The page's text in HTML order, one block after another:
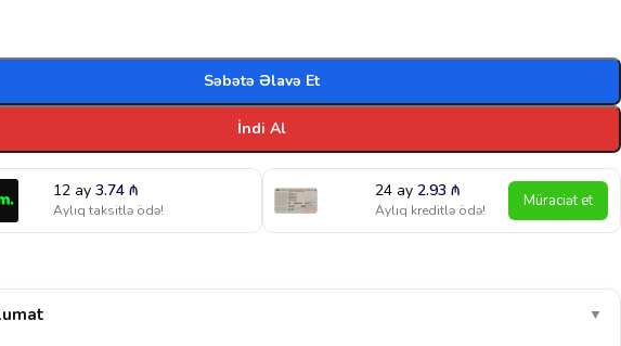
Səbətə Əlavə Et
İndi Al
12 ay3.74₼
Aylıq taksitlə ödə!
24 ay2.93₼
Aylıq kreditlə ödə! Müraciət et
▼